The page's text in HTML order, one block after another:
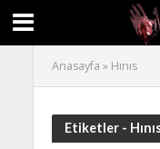
Anasayfa » Hınıs
Etiketler -